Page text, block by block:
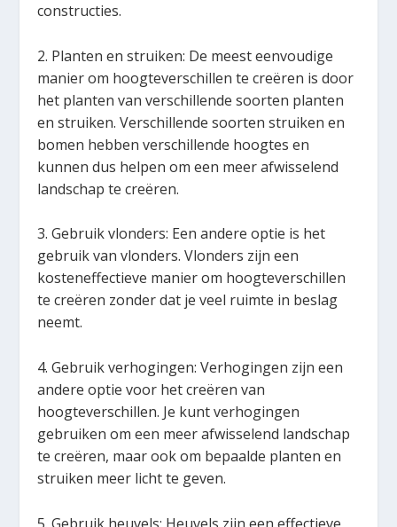
constructies.
2. Planten en struiken: De meest eenvoudige
manier om hoogteverschillen te creëren is door
het planten van verschillende soorten planten
en struiken. Verschillende soorten struiken en
bomen hebben verschillende hoogtes en
kunnen dus helpen om een meer afwisselend
landschap te creëren.
3. Gebruik vlonders: Een andere optie is het
gebruik van vlonders. Vlonders zijn een
kosteneffectieve manier om hoogteverschillen
te creëren zonder dat je veel ruimte in beslag
neemt.
4. Gebruik verhogingen: Verhogingen zijn een
andere optie voor het creëren van
hoogteverschillen. Je kunt verhogingen
gebruiken om een meer afwisselend landschap
te creëren, maar ook om bepaalde planten en
struiken meer licht te geven.
5. Gebruik heuvels: Heuvels zijn een effectieve